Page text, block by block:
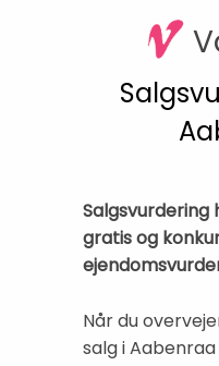
Salgsvurdering
gratis og
Når du
salg i